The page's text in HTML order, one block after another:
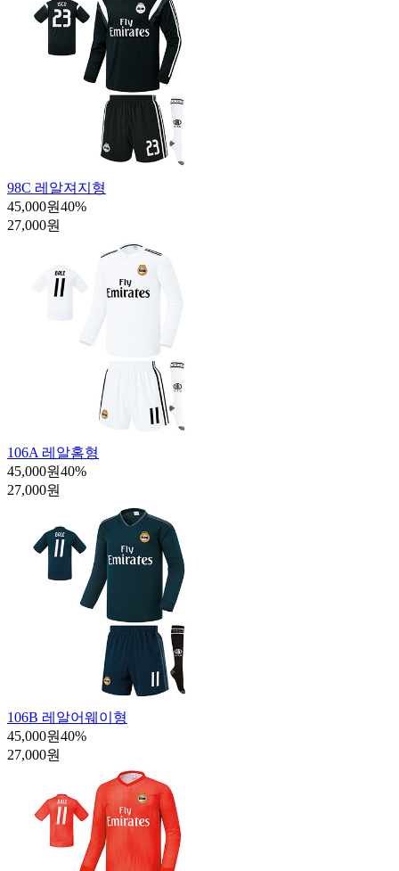
98C 레알져지형
45,000원40%
27,000원
106A 레알홈형
45,000원40%
27,000원
106B 레알어웨이형
45,000원40%
27,000원